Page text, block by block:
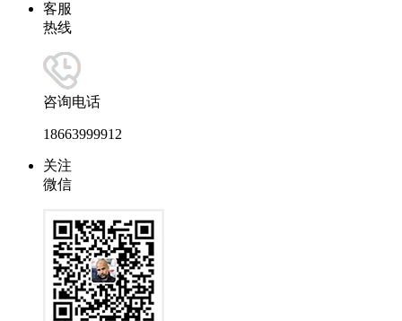
客服
热线
咨询电话
18663999912
关注
微信